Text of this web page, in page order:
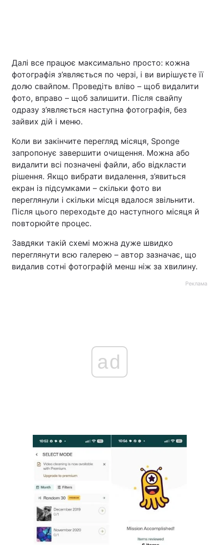
Далі все працює максимально просто: кожна
фотографія з’являється по черзі, і ви вирішуєте її
долю свайпом. Проведіть вліво – щоб видалити
фото, вправо – щоб залишити. Після свайпу
одразу з’являється наступна фотографія, без
зайвих дій і меню.
Коли ви закінчите перегляд місяця, Sponge
запропонує завершити очищення. Можна або
видалити всі позначені файли, або відкласти
рішення. Якщо вибрати видалення, з’явиться
екран із підсумками – скільки фото ви
переглянули і скільки місця вдалося звільнити.
Після цього переходьте до наступного місяця й
повторюйте процес.
Завдяки такій схемі можна дуже швидко
переглянути всю галерею – автор зазначає, що
видалив сотні фотографій менш ніж за хвилину.
Реклама
ad